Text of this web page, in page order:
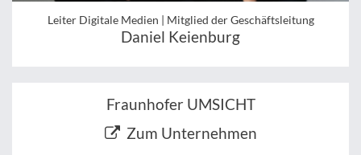
Leiter Digitale Medien | Mitglied der Geschäftsleitung
Daniel Keienburg
Fraunhofer UMSICHT
Zum Unternehmen